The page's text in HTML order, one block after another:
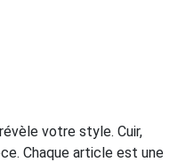
votre style. Cuir,
Chaque article est une